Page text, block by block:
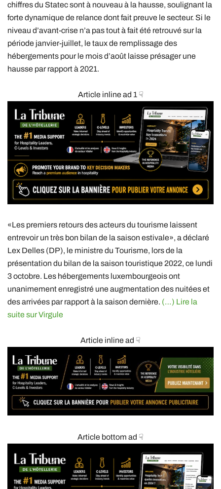
chiffres du Statec sont à nouveau à la hausse, soulignant la
forte dynamique de relance dont fait preuve le secteur. Si le
niveau d’avant-crise n’a pas tout à fait été retrouvé sur la
période janvier-juillet, le taux de remplissage des
hébergements pour le mois d’août laisse présager une
hausse par rapport à 2021.
Article inline ad 1 ☟
«Les premiers retours des acteurs du tourisme laissent
entrevoir un très bon bilan de la saison estivale», a déclaré
Lex Delles (DP), le ministre du Tourisme, lors de la
présentation du bilan de la saison touristique 2022, ce lundi
3 octobre. Les hébergements luxembourgeois ont
unanimement enregistré une augmentation des nuitées et
des arrivées par rapport à la saison dernière. (…) Lire la
suite sur Virgule
Article inline ad ☟
Article bottom ad ☟